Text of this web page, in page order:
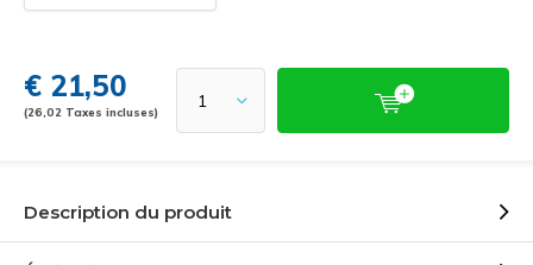
€ 21,50
(26,02 Taxes incluses)
Description du produit